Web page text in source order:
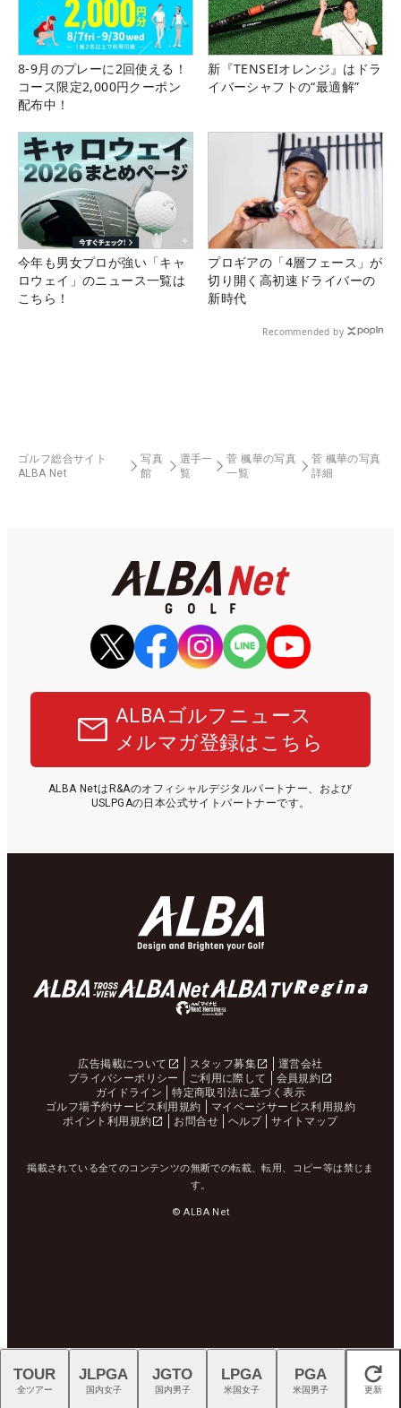
8-9月のプレーに2回使える！
コース限定2,000円クーポン
配布中！
新『TENSEIオレンジ』はドラ
イバーシャフトの“最適解”
今年も男女プロが強い「キャ
ロウェイ」のニュース一覧は
こちら！
プロギアの「4層フェース」が
切り開く高初速ドライバーの
新時代
Recommended by
ゴルフ総合サイト
ALBA Net
写真
館
選手一
覧
菅 楓華の写真
一覧
菅 楓華の写真
詳細
ALBAゴルフニュース
メルマガ登録はこちら
ALBA NetはR&Aのオフィシャルデジタルパートナー、および
USLPGAの日本公式サイトパートナーです。
広告掲載について スタッフ募集
運営会社
プライバシーポリシー
ご利用に際して
会員規約
ガイドライン
特定商取引法に基づく表示
ゴルフ場予約サービス利用規約
マイページサービス利用規約
ポイント利用規約
お問合せ ヘルプ サイトマップ
掲載されている全てのコンテンツの無断での転載、転用、コピー等は禁じま
す。
© ALBA Net
閉じる
TOUR
全ツアー
JLPGA
国内女子
JGTO
国内男子
LPGA
米国女子
PGA
米国男子 更新